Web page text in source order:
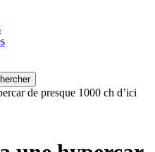
de presque 1000 ch d’ici